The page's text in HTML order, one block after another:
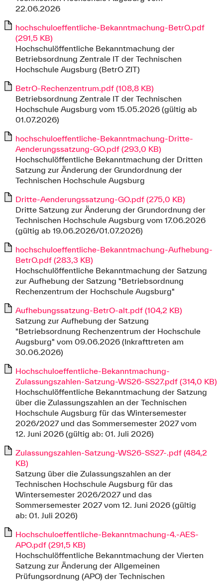
22.06.2026
hochschuloeffentliche-Bekanntmachung-BetrO.pdf
(291,5 KB)
Hochschulöffentliche Bekanntmachung der
Betriebsordnung Zentrale IT der Technischen
Hochschule Augsburg (BetrO ZIT)
BetrO-Rechenzentrum.pdf (108,8 KB)
Betriebsordnung Zentrale IT der Technischen
Hochschule Augsburg vom 15.05.2026 (gültig ab
01.07.2026)
hochschuloeffentliche-Bekanntmachung-Dritte-
Aenderungssatzung-GO.pdf (293,0 KB)
Hochschulöffentliche Bekanntmachung der Dritten
Satzung zur Änderung der Grundordnung der
Technischen Hochschule Augsburg
Dritte-Aenderungssatzung-GO.pdf (275,0 KB)
Dritte Satzung zur Änderung der Grundordnung der
Technischen Hochschule Augsburg vom 17.06.2026
(gültig ab 19.06.2026/01.07.2026)
hochschuloeffentliche-Bekanntmachung-Aufhebung-
BetrO.pdf (283,3 KB)
Hochschulöffentliche Bekanntmachung der Satzung
zur Aufhebung der Satzung "Betriebsordnung
Rechenzentrum der Hochschule Augsburg"
Aufhebungssatzung-BetrO-alt.pdf (104,2 KB)
Satzung zur Aufhebung der Satzung
"Betriebsordnung Rechenzentrum der Hochschule
Augsburg" vom 09.06.2026 (Inkrafttreten am
30.06.2026)
Hochschuloeffentliche-Bekanntmachung-
Zulassungszahlen-Satzung-WS26-SS27.pdf (314,0 KB)
Hochschulöffentliche Bekanntmachung der Satzung
über die Zulassungszahlen an der Technischen
Hochschule Augsburg für das Wintersemester
2026/2027 und das Sommersemester 2027 vom
12. Juni 2026 (gültig ab: 01. Juli 2026)
Zulassungszahlen-Satzung-WS26-SS27-.pdf (484,2
KB)
Satzung über die Zulassungszahlen an der
Technischen Hochschule Augsburg für das
Wintersemester 2026/2027 und das
Sommersemester 2027 vom 12. Juni 2026 (gültig
ab: 01. Juli 2026)
Hochschuloeffentliche-Bekanntmachung-4.-AES-
APO.pdf (291,5 KB)
Hochschulöffentliche Bekanntmachung der Vierten
Satzung zur Änderung der Allgemeinen
Prüfungsordnung (APO) der Technischen